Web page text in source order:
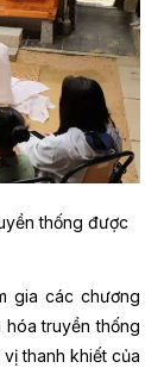
thống được
gia các chương
truyền thống
thanh khiết của